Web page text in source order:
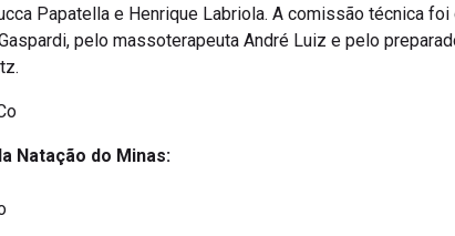
Papatella e Henrique Labriola. A comissão técnica
pelo massoterapeuta André Luiz e pelo
Natação do Minas: